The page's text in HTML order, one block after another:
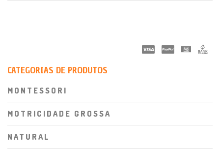
CATEGORIAS DE PRODUTOS
MONTESSORI
MOTRICIDADE GROSSA
NATURAL